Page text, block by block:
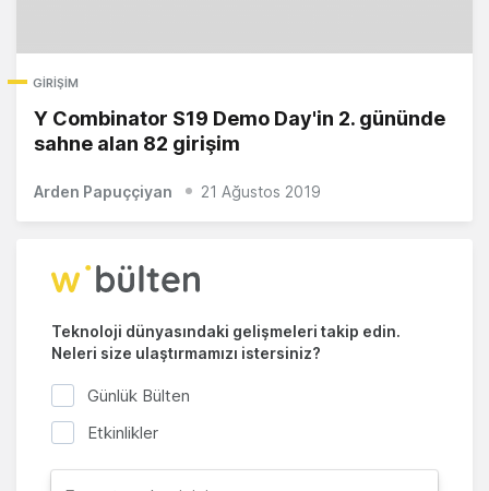
GIRIŞIM
Y Combinator S19 Demo Day'in 2. gününde
sahne alan 82 girişim
Arden Papuççiyan 21 Ağustos 2019
Teknoloji dünyasındaki gelişmeleri takip edin.
Neleri size ulaştırmamızı istersiniz?
Günlük Bülten
Etkinlikler